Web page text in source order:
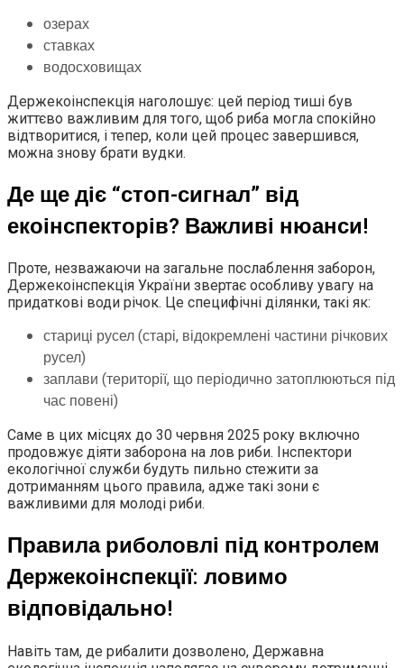
озерах
ставках
водосховищах
Держекоінспекція наголошує: цей період тиші був
життєво важливим для того, щоб риба могла спокійно
відтворитися, і тепер, коли цей процес завершився,
можна знову брати вудки.
Де ще діє “стоп-сигнал” від
екоінспекторів? Важливі нюанси!
Проте, незважаючи на загальне послаблення заборон,
Держекоінспекція України звертає особливу увагу на
придаткові води річок. Це специфічні ділянки, такі як:
стариці русел (старі, відокремлені частини річкових
русел)
заплави (території, що періодично затоплюються під
час повені)
Саме в цих місцях до 30 червня 2025 року включно
продовжує діяти заборона на лов риби. Інспектори
екологічної служби будуть пильно стежити за
дотриманням цього правила, адже такі зони є
важливими для молоді риби.
Правила риболовлі під контролем
Держекоінспекції: ловимо
відповідально!
Навіть там, де рибалити дозволено, Державна